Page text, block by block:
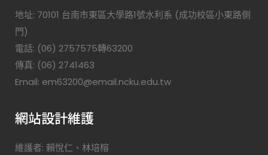
地址: 70101 台南市東區大學路1號水利系 (成功校區小東路側
門)
電話: (06) 2757575轉63200
傳真: (06) 2741463
Email: em63200@email.ncku.edu.tw
網站設計維護
維護者: 賴悅仁、林培榕